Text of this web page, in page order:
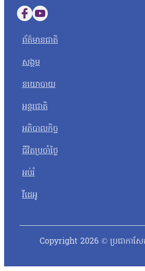
Follow us on Facebook
Follow us on YouTube
ព័ត៌មានជាតិ
សង្គម
នយោបាយ
អន្តរជាតិ
អភិបាលកិច្ច
ជីវិតប្រចាំថ្ងៃ
អប់រំ
វីដេអូ
Copyright 2026 © ប្រជាកាស